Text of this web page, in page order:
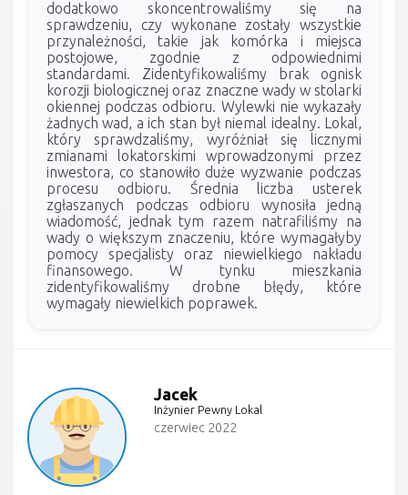
dodatkowo skoncentrowaliśmy się na
sprawdzeniu, czy wykonane zostały wszystkie
przynależności, takie jak komórka i miejsca
postojowe, zgodnie z odpowiednimi
standardami. Zidentyfikowaliśmy brak ognisk
korozji biologicznej oraz znaczne wady w stolarki
okiennej podczas odbioru. Wylewki nie wykazały
żadnych wad, a ich stan był niemal idealny. Lokal,
który sprawdzaliśmy, wyróżniał się licznymi
zmianami lokatorskimi wprowadzonymi przez
inwestora, co stanowiło duże wyzwanie podczas
procesu odbioru. Średnia liczba usterek
zgłaszanych podczas odbioru wynosiła jedną
wiadomość, jednak tym razem natrafiliśmy na
wady o większym znaczeniu, które wymagałyby
pomocy specjalisty oraz niewielkiego nakładu
finansowego. W tynku mieszkania
zidentyfikowaliśmy drobne błędy, które
wymagały niewielkich poprawek.
Jacek
Inżynier Pewny Lokal
czerwiec 2022